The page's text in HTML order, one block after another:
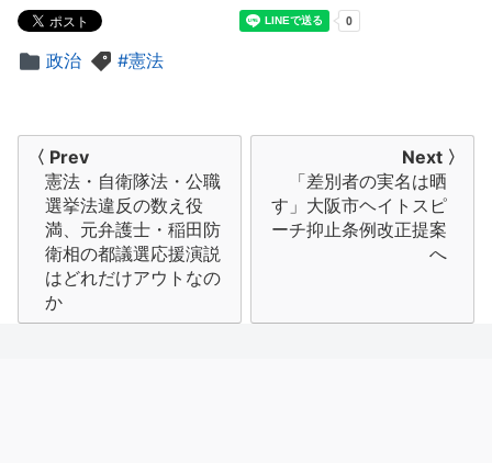
政治 憲法
〈 Prev
憲法・自衛隊法・公職
選挙法違反の数え役
満、元弁護士・稲田防
衛相の都議選応援演説
はどれだけアウトなの
か
Next 〉
「差別者の実名は晒
す」大阪市ヘイトスピ
ーチ抑止条例改正提案
へ